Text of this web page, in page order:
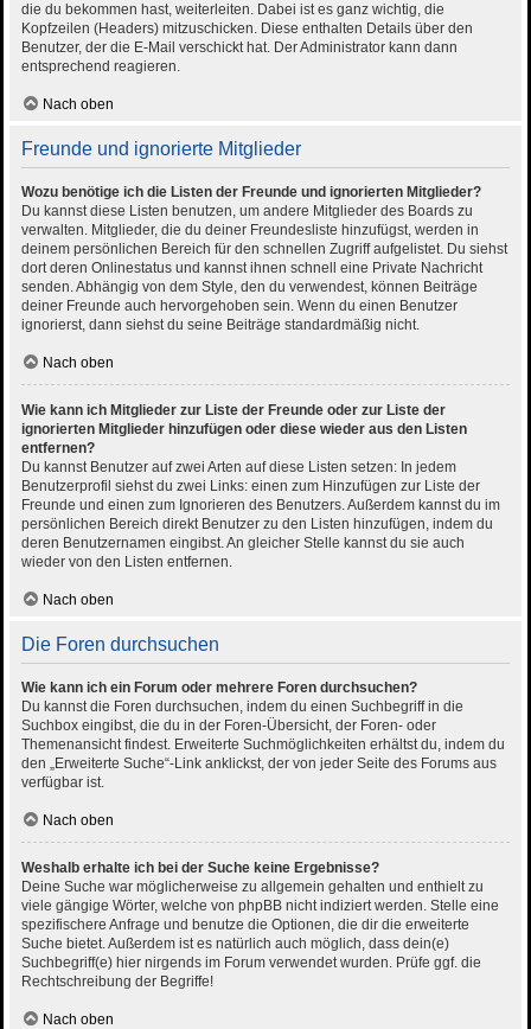
die du bekommen hast, weiterleiten. Dabei ist es ganz wichtig, die
Kopfzeilen (Headers) mitzuschicken. Diese enthalten Details über den
Benutzer, der die E-Mail verschickt hat. Der Administrator kann dann
entsprechend reagieren.
Nach oben
Freunde und ignorierte Mitglieder
Wozu benötige ich die Listen der Freunde und ignorierten Mitglieder?
Du kannst diese Listen benutzen, um andere Mitglieder des Boards zu
verwalten. Mitglieder, die du deiner Freundesliste hinzufügst, werden in
deinem persönlichen Bereich für den schnellen Zugriff aufgelistet. Du siehst
dort deren Onlinestatus und kannst ihnen schnell eine Private Nachricht
senden. Abhängig von dem Style, den du verwendest, können Beiträge
deiner Freunde auch hervorgehoben sein. Wenn du einen Benutzer
ignorierst, dann siehst du seine Beiträge standardmäßig nicht.
Nach oben
Wie kann ich Mitglieder zur Liste der Freunde oder zur Liste der
ignorierten Mitglieder hinzufügen oder diese wieder aus den Listen
entfernen?
Du kannst Benutzer auf zwei Arten auf diese Listen setzen: In jedem
Benutzerprofil siehst du zwei Links: einen zum Hinzufügen zur Liste der
Freunde und einen zum Ignorieren des Benutzers. Außerdem kannst du im
persönlichen Bereich direkt Benutzer zu den Listen hinzufügen, indem du
deren Benutzernamen eingibst. An gleicher Stelle kannst du sie auch
wieder von den Listen entfernen.
Nach oben
Die Foren durchsuchen
Wie kann ich ein Forum oder mehrere Foren durchsuchen?
Du kannst die Foren durchsuchen, indem du einen Suchbegriff in die
Suchbox eingibst, die du in der Foren-Übersicht, der Foren- oder
Themenansicht findest. Erweiterte Suchmöglichkeiten erhältst du, indem du
den „Erweiterte Suche“-Link anklickst, der von jeder Seite des Forums aus
verfügbar ist.
Nach oben
Weshalb erhalte ich bei der Suche keine Ergebnisse?
Deine Suche war möglicherweise zu allgemein gehalten und enthielt zu
viele gängige Wörter, welche von phpBB nicht indiziert werden. Stelle eine
spezifischere Anfrage und benutze die Optionen, die dir die erweiterte
Suche bietet. Außerdem ist es natürlich auch möglich, dass dein(e)
Suchbegriff(e) hier nirgends im Forum verwendet wurden. Prüfe ggf. die
Rechtschreibung der Begriffe!
Nach oben